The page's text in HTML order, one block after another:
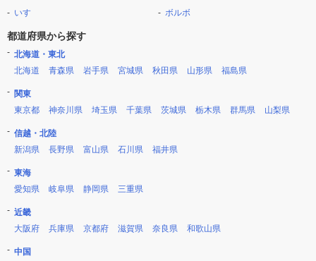
いすゞ
ボルボ
都道府県から探す
北海道・東北
北海道
青森県 岩手県 宮城県 秋田県 山形県 福島県
関東
東京都
神奈川県 埼玉県 千葉県 茨城県 栃木県 群馬県 山梨県
信越・北陸
新潟県
長野県 富山県 石川県 福井県
東海
愛知県
岐阜県 静岡県 三重県
近畿
大阪府
兵庫県 京都府 滋賀県 奈良県 和歌山県
中国